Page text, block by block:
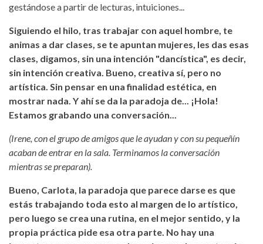
gestándose a partir de lecturas, intuiciones...
Siguiendo el hilo, tras trabajar con aquel hombre, te
animas a dar clases, se te apuntan mujeres, les das esas
clases, digamos, sin una intención "dancística", es decir,
sin intención creativa. Bueno, creativa sí, pero no
artística. Sin pensar en una finalidad estética, en
mostrar nada. Y ahí se da la paradoja de... ¡Hola!
Estamos grabando una conversación...
(Irene, con el grupo de amigos que le ayudan y con su pequeñín
acaban de entrar en la sala. Terminamos la conversación
mientras se preparan).
Bueno, Carlota, la paradoja que parece darse es que
estás trabajando toda esto al margen de lo artístico,
pero luego se crea una rutina, en el mejor sentido, y la
propia práctica pide esa otra parte. No hay una